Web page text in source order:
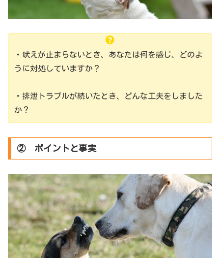
・吠えが止まらないとき、あなたは何を感じ、どのよ
うに対処していますか？
・排泄トラブルが続いたとき、どんな工夫をしました
か？
② ポイントと事実